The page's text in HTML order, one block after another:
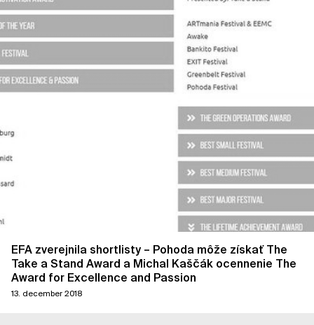
EFA zverejnila shortlisty – Pohoda môže získať The
Take a Stand Award a Michal Kaščák ocennenie The
Award for Excellence and Passion
13. december 2018